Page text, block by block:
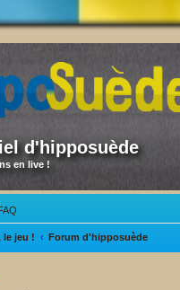
d'hipposuède
en live !
le jeu ! Forum d'hipposuède